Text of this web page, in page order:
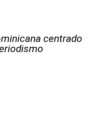
centrado